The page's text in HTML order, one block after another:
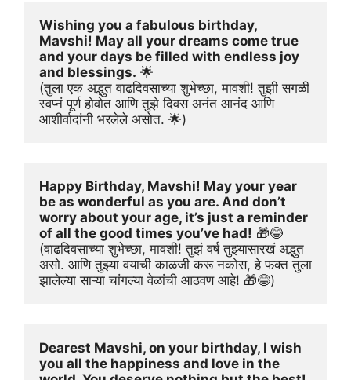
Wishing you a fabulous birthday,
Mavshi! May all your dreams come true
and your days be filled with endless joy
and blessings. 🌟
(तुला एक अद्भुत वाढदिवसाच्या शुभेच्छा, मावशी! तुझी सगळी
स्वप्नं पूर्ण होवोत आणि तुझे दिवस अनंत आनंद आणि
आशीर्वादांनी भरलेले असोत. 🌟)
Happy Birthday, Mavshi! May your year
be as wonderful as you are. And don’t
worry about your age, it’s just a reminder
of all the good times you’ve had! 🎁😂
(वाढदिवसाच्या शुभेच्छा, मावशी! तुझं वर्ष तुझ्यासारखं अद्भुत
असो. आणि तुझ्या वयाची काळजी करू नकोस, हे फक्त तुला
झालेल्या साऱ्या चांगल्या वेळांची आठवण आहे! 🎁😂)
Dearest Mavshi, on your birthday, I wish
you all the happiness and love in the